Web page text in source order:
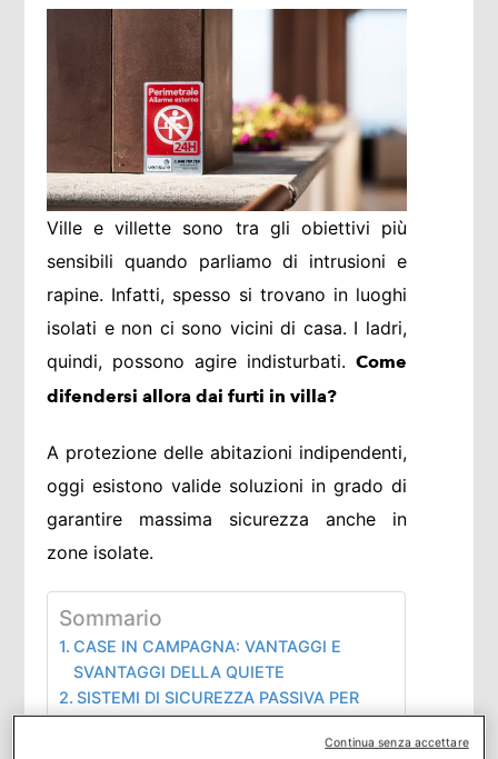
Ville e villette sono tra gli obiettivi più
sensibili quando parliamo di intrusioni e
rapine. Infatti, spesso si trovano in luoghi
isolati e non ci sono vicini di casa. I ladri,
quindi, possono agire indisturbati. Come
difendersi allora dai furti in villa?
A protezione delle abitazioni indipendenti,
oggi esistono valide soluzioni in grado di
garantire massima sicurezza anche in
zone isolate.
Sommario
CASE IN CAMPAGNA: VANTAGGI E
SVANTAGGI DELLA QUIETE
SISTEMI DI SICUREZZA PASSIVA PER
PORTE E FINESTRE
SISTEMI DI ALLARME WIRELESS PERContinua senza accettare